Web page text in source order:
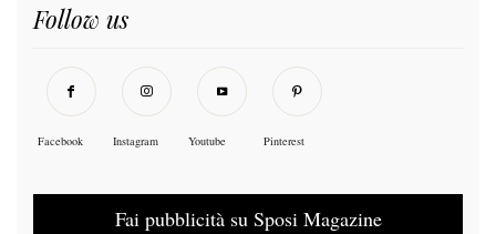
Follow us
Facebook Instagram Youtube Pinterest
Fai pubblicità su Sposi Magazine